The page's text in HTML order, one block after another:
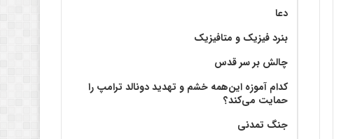
دعا
بنرد فیزیک و متافیزیک
چالش بر سر قدس
کدام آموزه این‌همه خشم و تهدید دونالد ترامپ را
حمایت می‌کند؟
جنگ تمدنی